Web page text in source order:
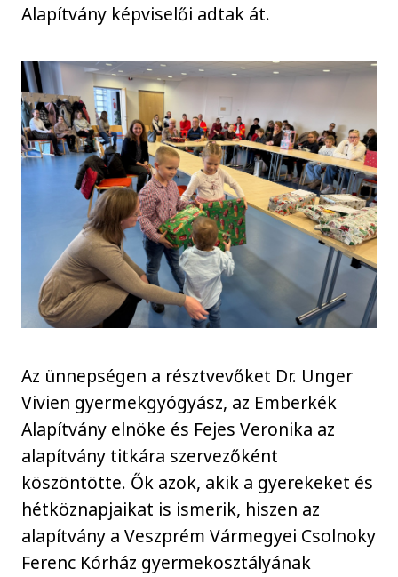
Alapítvány képviselői adtak át.
Az ünnepségen a résztvevőket Dr. Unger
Vivien gyermekgyógyász, az Emberkék
Alapítvány elnöke és Fejes Veronika az
alapítvány titkára szervezőként
köszöntötte. Ők azok, akik a gyerekeket és
hétköznapjaikat is ismerik, hiszen az
alapítvány a Veszprém Vármegyei Csolnoky
Ferenc Kórház gyermekosztályának